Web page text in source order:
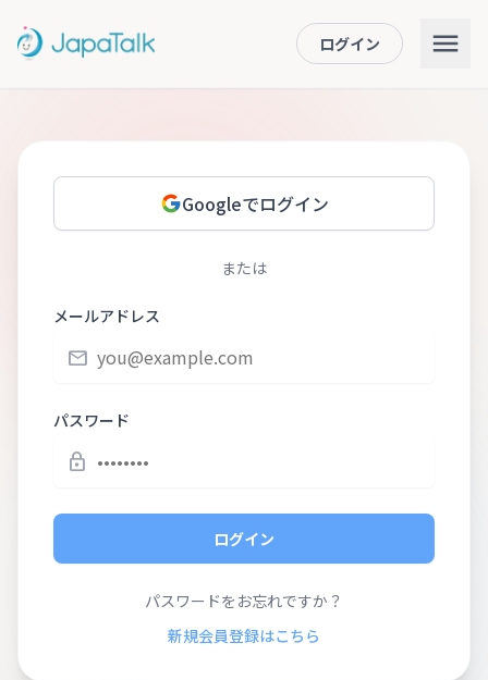
ログイン
Googleでログイン
または
メールアドレス
email
パスワード
lock
ログイン
パスワードをお忘れですか？
新規会員登録はこちら